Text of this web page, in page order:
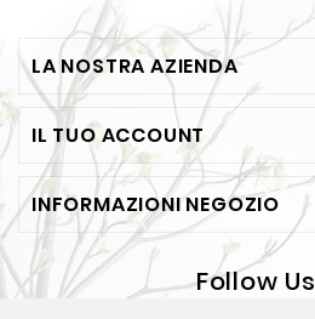
LA NOSTRA AZIENDA
IL TUO ACCOUNT
INFORMAZIONI NEGOZIO
Follow Us